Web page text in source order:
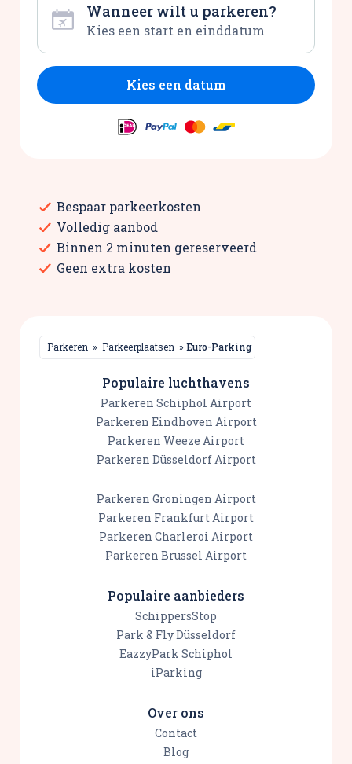
Wanneer wilt u parkeren?
Kies een datum
Bespaar parkeerkosten
Volledig aanbod
Binnen 2 minuten gereserveerd
Geen extra kosten
Parkeren » Parkeerplaatsen »Euro-Parking
Populaire luchthavens
Parkeren Schiphol Airport
Parkeren Eindhoven Airport
Parkeren Weeze Airport
Parkeren Düsseldorf Airport
Parkeren Groningen Airport
Parkeren Frankfurt Airport
Parkeren Charleroi Airport
Parkeren Brussel Airport
Populaire aanbieders
SchippersStop
Park & Fly Düsseldorf
EazzyPark Schiphol
iParking
Over ons
Contact
Blog